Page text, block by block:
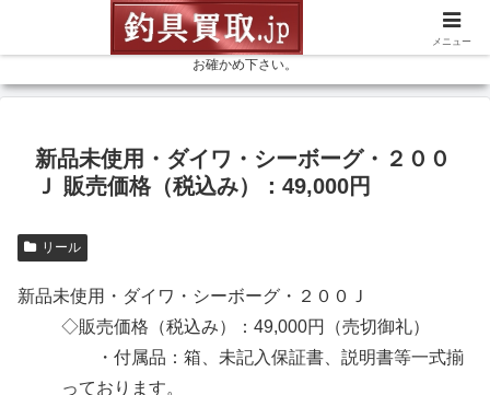
釣具を売るなら高価買取の釣具買取ドットジェイピーにお任せ下さい。リー
ル、ロッド等、釣具なら何でも、お見積（無料） 釣具専門店の買取金額を是非
お確かめ下さい。
新品未使用・ダイワ・シーボーグ・２００
Ｊ 販売価格（税込み）：49,000円
リール
新品未使用・ダイワ・シーボーグ・２００Ｊ
◇販売価格（税込み）：49,000円（売切御礼）
・付属品：箱、未記入保証書、説明書等一式揃
っております。
メニュー